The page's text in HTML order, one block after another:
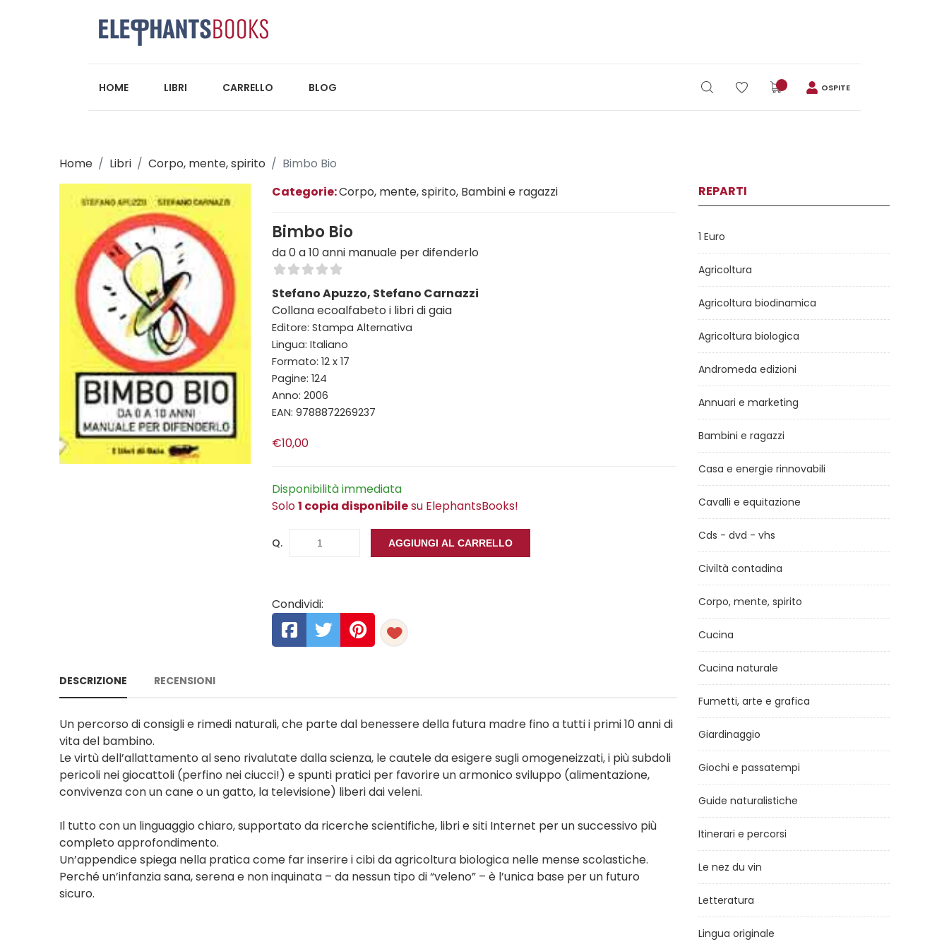
HOME LIBRI CARRELLO BLOG OSPITE
Home Libri Corpo, mente, spirito
Bimbo Bio
Categorie:Corpo, mente, spirito, Bambini e ragazzi
Bimbo Bio
da 0 a 10 anni manuale per difenderlo
Stefano Apuzzo, Stefano Carnazzi
Collana ecoalfabeto i libri di gaia
Editore: Stampa Alternativa
Lingua: Italiano
Formato: 12 x 17
Pagine: 124
Anno: 2006
EAN: 9788872269237
€10,00
Disponibilità immediata
Solo1 copia disponibilesu ElephantsBooks!
Q. AGGIUNGI AL CARRELLO
Condividi:
DESCRIZIONE RECENSIONI
Un percorso di consigli e rimedi naturali, che parte dal benessere della futura madre fino a tutti i primi 10 anni di
vita del bambino.
Le virtù dell’allattamento al seno rivalutate dalla scienza, le cautele da esigere sugli omogeneizzati, i più subdoli
pericoli nei giocattoli (perfino nei ciucci!) e spunti pratici per favorire un armonico sviluppo (alimentazione,
convivenza con un cane o un gatto, la televisione) liberi dai veleni.
Il tutto con un linguaggio chiaro, supportato da ricerche scientifiche, libri e siti Internet per un successivo più
completo approfondimento.
Un’appendice spiega nella pratica come far inserire i cibi da agricoltura biologica nelle mense scolastiche.
Perché un’infanzia sana, serena e non inquinata – da nessun tipo di “veleno” – è l’unica base per un futuro
sicuro.
REPARTI
1 Euro
Agricoltura
Agricoltura biodinamica
Agricoltura biologica
Andromeda edizioni
Annuari e marketing
Bambini e ragazzi
Casa e energie rinnovabili
Cavalli e equitazione
Cds - dvd - vhs
Civiltà contadina
Corpo, mente, spirito
Cucina
Cucina naturale
Fumetti, arte e grafica
Giardinaggio
Giochi e passatempi
Guide naturalistiche
Itinerari e percorsi
Le nez du vin
Letteratura
Lingua originale